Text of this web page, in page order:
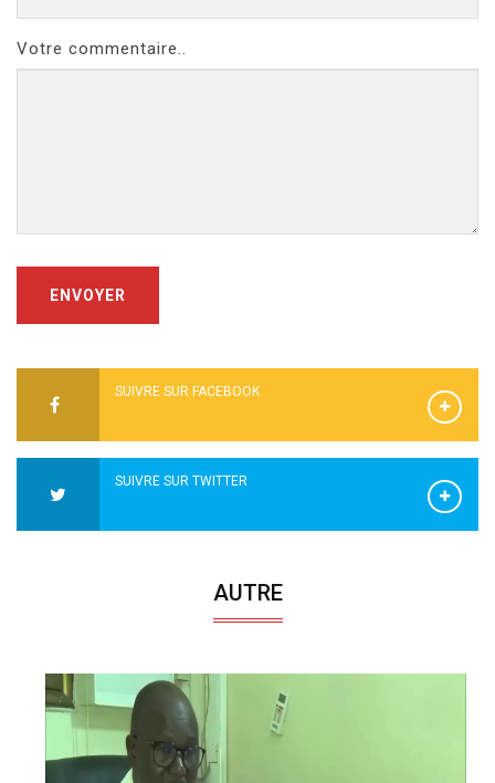
Votre commentaire..
ENVOYER
SUIVRE SUR FACEBOOK
SUIVRE SUR TWITTER
AUTRE